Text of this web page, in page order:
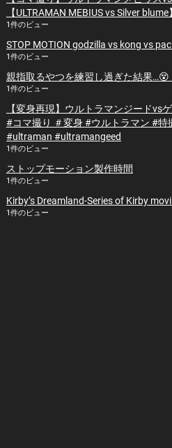
【ULTRAMAN MEBIUS vs Silver blume】
1件のビュー
STOP MOTION godzilla vs kong vs
1件のビュー
親指取るやつを練習し過ぎた結果…😵
1件のビュー
【変身再現】ウルトラマンジードvs
#コマ撮り ＃変身 #ウルトラマン #
#ultraman #ultramangeed
1件のビュー
ストップモーション製作時間
1件のビュー
Kirby’s Dreamland-Series of Kirby
1件のビュー